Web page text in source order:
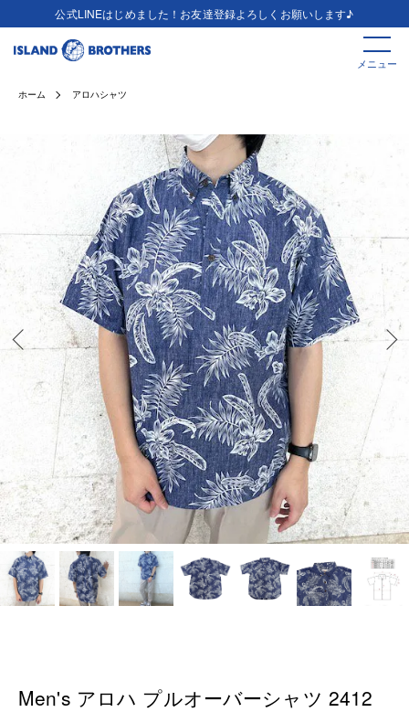
公式LINEはじめました！お友達登録よろしくお願いします♪
メニュー
ホーム アロハシャツ
Men's アロハ プルオーバーシャツ 2412